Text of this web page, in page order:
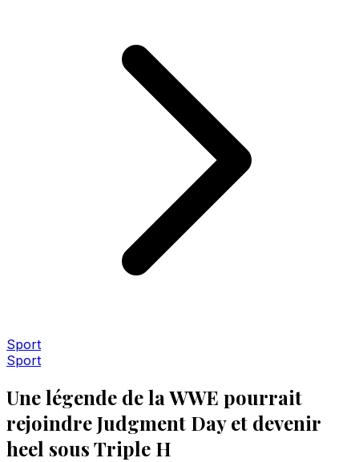
Sport
Sport
Une légende de la WWE pourrait
rejoindre Judgment Day et devenir
heel sous Triple H